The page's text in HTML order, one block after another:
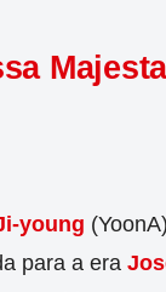
young
para a era